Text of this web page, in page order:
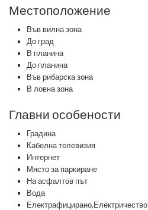
Местоположение
Във вилна зона
До град
В планина
До планина
Във рибарска зона
В ловна зона
Главни особености
Градина
Кабелна телевизия
Интернет
Място за паркиране
На асфалтов път
Вода
Електрафицирано,Електричество